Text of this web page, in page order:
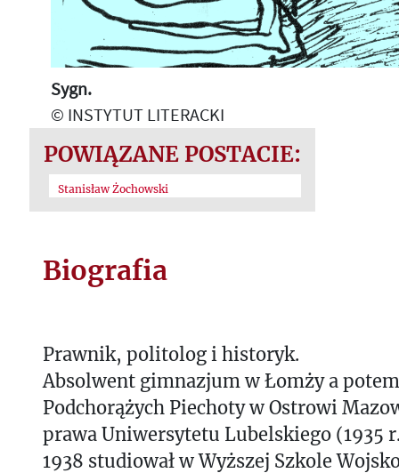
Sygn.
© INSTYTUT LITERACKI
POWIĄZANE POSTACIE:
Stanisław Żochowski
Biografia
Prawnik, politolog i historyk.
Absolwent gimnazjum w Łomży a
Podchorążych Piechoty w Ostrowi
prawa Uniwersytetu Lubelskiego (1935
1938 studiował w Wyższej Szkole